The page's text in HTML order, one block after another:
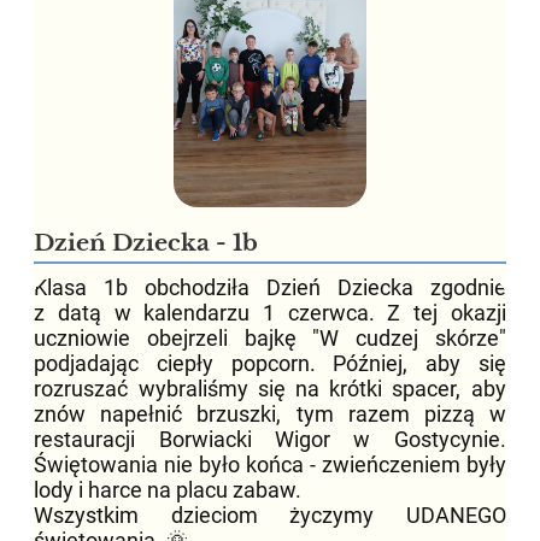
Dzień Dziecka - 1b
Klasa 1b obchodziła Dzień Dziecka zgodnie
z datą w kalendarzu 1 czerwca. Z tej okazji
uczniowie obejrzeli bajkę "W cudzej skórze"
podjadając ciepły popcorn. Później, aby się
rozruszać wybraliśmy się na krótki spacer, aby
znów napełnić brzuszki, tym razem pizzą w
restauracji Borwiacki Wigor w Gostycynie.
Świętowania nie było końca - zwieńczeniem były
lody i harce na placu zabaw.
Wszystkim dzieciom życzymy UDANEGO